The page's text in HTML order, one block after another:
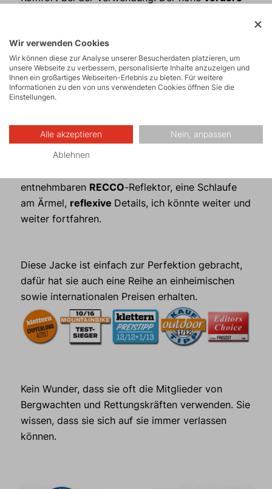
aufgrund desasymmetrischen
Reißverschlussesreiße ich mir schon nicht mehr
die Barthaare vom Kinn. Jeder, der das einmal
erlebt hat, weiß, worüber ich spreche. ;-) Der
flachenMagnetensichern, damit er dir im Wind
nicht in das Gesicht schlägt. Die sehr
voluminöseBrusttasche,
entnehmbaren RECCO-Reflektor, eine Schlaufe
am Ärmel, reflexive Details, ich könnte weiter und
weiter fortfahren.
Diese Jacke ist einfach zur Perfektion gebracht,
dafür hat sie auch eine Reihe an einheimischen
sowie internationalen Preisen erhalten.
Kein Wunder, dass sie oft die Mitglieder von
Bergwachten und Rettungskräften verwenden. Sie
wissen, dass sie sich auf sie immer verlassen
können.
Wir verwenden Cookies
Wir können diese zur Analyse unserer Besucherdaten platzieren, um
unsere Webseite zu verbessern, personalisierte Inhalte anzuzeigen und
Ihnen ein großartiges Webseiten-Erlebnis zu bieten. Für weitere
Informationen zu den von uns verwendeten Cookies öffnen Sie die
Einstellungen.
Alle akzeptieren Nein, anpassen
Ablehnen